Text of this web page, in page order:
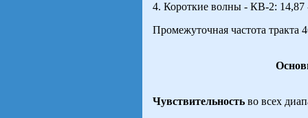
4. Короткие волны - КВ-2:
Промежуточная частота тракта
Чувствительность во всех